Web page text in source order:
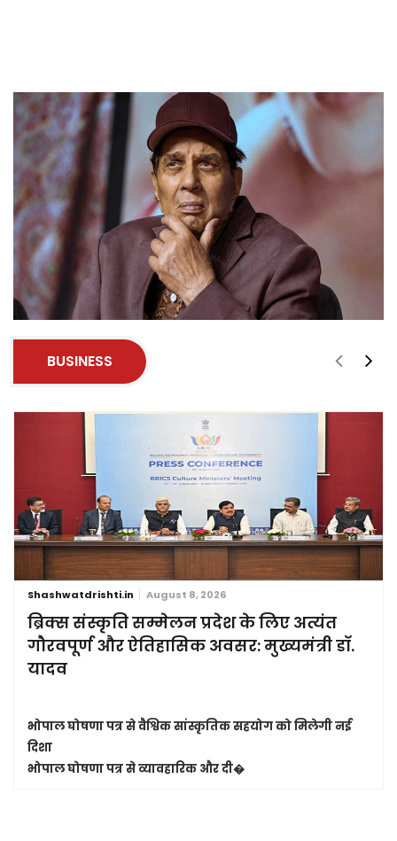
BUSINESS
Shashwatdrishti.in August 8, 2026
ब्रिक्स संस्कृति सम्मेलन प्रदेश के लिए अत्यंत
गौरवपूर्ण और ऐतिहासिक अवसर: मुख्यमंत्री डॉ.
यादव
भोपाल घोषणा पत्र से वैश्विक सांस्कृतिक सहयोग को मिलेगी नई
दिशा
भोपाल घोषणा पत्र से व्यावहारिक और दी�